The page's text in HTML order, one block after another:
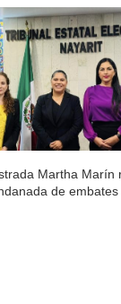
Martha Marín
de embates